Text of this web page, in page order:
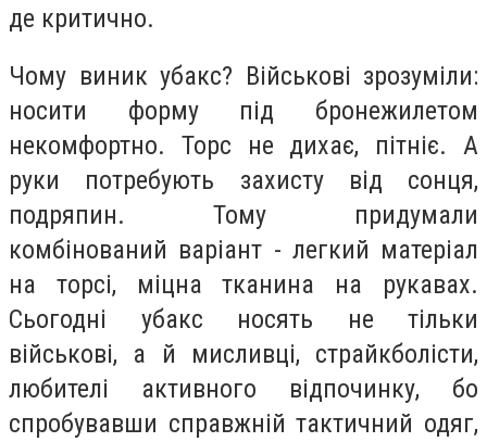
де критично.
Чому виник убакс? Військові зрозуміли:
носити форму під бронежилетом
некомфортно. Торс не дихає, пітніє. А
руки потребують захисту від сонця,
подряпин. Тому придумали
комбінований варіант - легкий матеріал
на торсі, міцна тканина на рукавах.
Сьогодні убакс носять не тільки
військові, а й мисливці, страйкболісти,
любителі активного відпочинку, бо
спробувавши справжній тактичний одяг,